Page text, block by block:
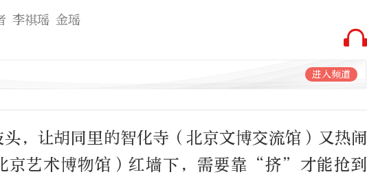
李祺瑶 金瑶
进入频道
，让胡同里的智化寺（北京文博交流馆）又热闹
京艺术博物馆）红墙下，需要靠“挤”才能抢到